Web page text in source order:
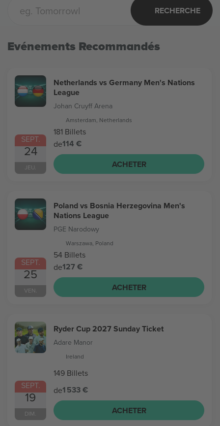
RECHERCHE
Evénements Recommandés
SEPT.
24
JEU.
Netherlands vs Germany Men's Nations
League
Johan Cruyff Arena
Amsterdam, Netherlands
181 Billets
de114 €
ACHETER
SEPT.
25
VEN.
Poland vs Bosnia Herzegovina Men's
Nations League
PGE Narodowy
Warszawa, Poland
54 Billets
de127 €
ACHETER
SEPT.
19
DIM.
Ryder Cup 2027 Sunday Ticket
Adare Manor
Ireland
149 Billets
de1 533 €
ACHETER